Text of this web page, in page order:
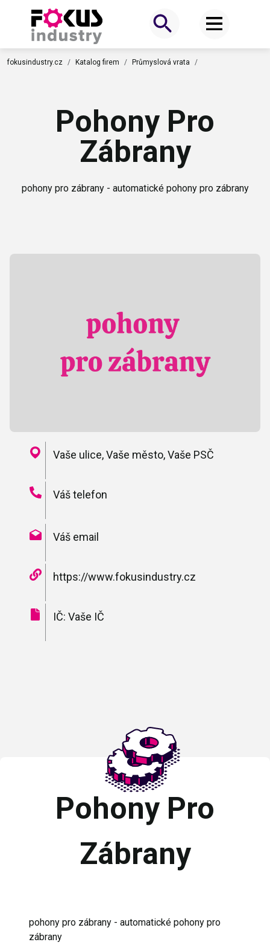
fokusindustry.cz Katalog firem Průmyslová vrata
Pohony Pro
Zábrany
pohony pro zábrany - automatické pohony pro zábrany
Vaše ulice, Vaše město, Vaše PSČ
Váš telefon
Váš email
https://www.fokusindustry.cz
IČ: Vaše IČ
Pohony Pro
Zábrany
pohony pro zábrany - automatické pohony pro
zábrany